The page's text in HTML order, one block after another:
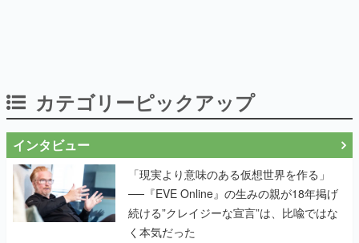
カテゴリーピックアップ
インタビュー
「現実より意味のある仮想世界を作る」
──『EVE Online』の生みの親が18年掲げ
続ける”クレイジーな宣言”は、比喩ではな
く本気だった